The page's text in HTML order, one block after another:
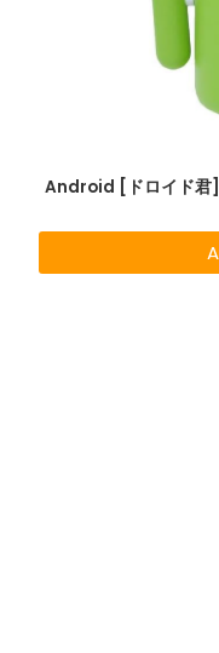
Android [ドロイド君]